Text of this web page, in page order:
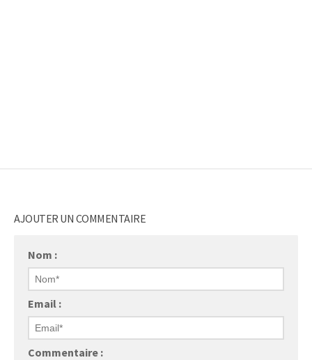
AJOUTER UN COMMENTAIRE
Nom :
Email :
Commentaire :